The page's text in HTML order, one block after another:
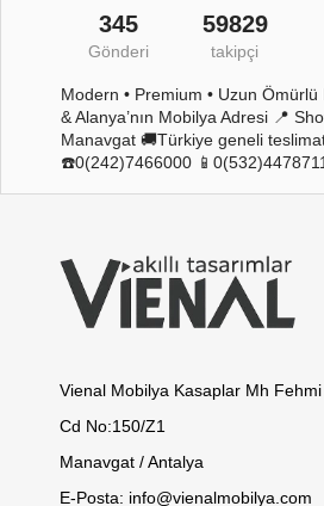
345
Gönderi
59829
takipçi
Modern • Premium • Uzun
& Alanya’nın Mobilya Adresi 📍
Manavgat 🚚Türkiye geneli
☎️0(242)7466000 📱0(532)4478711
Vienal Mobilya Kasaplar Mh
Cd No:150/Z1
Manavgat / Antalya
E-Posta: info@vienalmobilya.com